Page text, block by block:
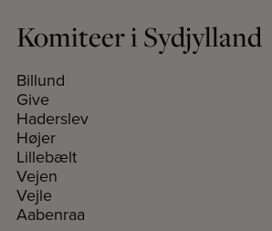
Komiteer i Sydjylland
Billund
Give
Haderslev
Højer
Lillebælt
Vejen
Vejle
Aabenraa